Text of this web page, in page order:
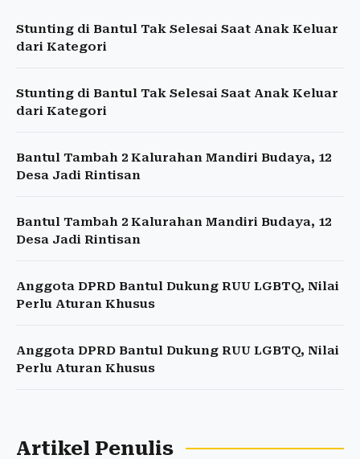
Stunting di Bantul Tak Selesai Saat Anak Keluar
dari Kategori
Stunting di Bantul Tak Selesai Saat Anak Keluar
dari Kategori
Bantul Tambah 2 Kalurahan Mandiri Budaya, 12
Desa Jadi Rintisan
Bantul Tambah 2 Kalurahan Mandiri Budaya, 12
Desa Jadi Rintisan
Anggota DPRD Bantul Dukung RUU LGBTQ, Nilai
Perlu Aturan Khusus
Anggota DPRD Bantul Dukung RUU LGBTQ, Nilai
Perlu Aturan Khusus
Artikel Penulis